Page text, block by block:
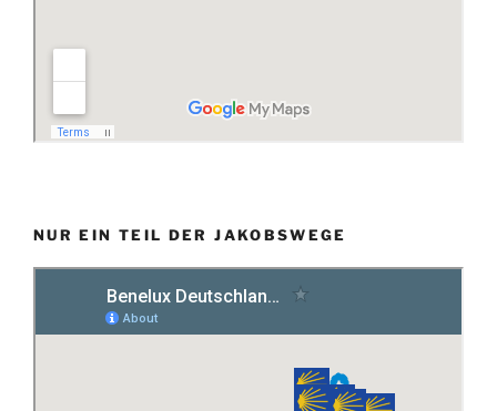
NUR EIN TEIL DER JAKOBSWEGE